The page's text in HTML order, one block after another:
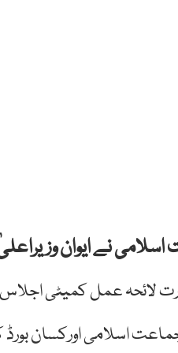
نے ایوان
لائحہ عمل کمیٹی اجلاس
اسلامی اورکسان بورڈ